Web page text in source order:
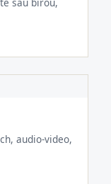
audio-video,